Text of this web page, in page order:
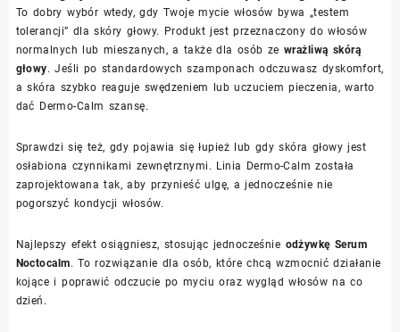
To dobry wybór wtedy, gdy Twoje mycie włosów bywa „testem
tolerancji” dla skóry głowy. Produkt jest przeznaczony do włosów
normalnych lub mieszanych, a także dla osób ze wrażliwą skórą
głowy. Jeśli po standardowych szamponach odczuwasz dyskomfort,
a skóra szybko reaguje swędzeniem lub uczuciem pieczenia, warto
dać Dermo-Calm szansę.
Sprawdzi się też, gdy pojawia się łupież lub gdy skóra głowy jest
osłabiona czynnikami zewnętrznymi. Linia Dermo-Calm została
zaprojektowana tak, aby przynieść ulgę, a jednocześnie nie
pogorszyć kondycji włosów.
Najlepszy efekt osiągniesz, stosując jednocześnie odżywkę Serum
Noctocalm. To rozwiązanie dla osób, które chcą wzmocnić działanie
kojące i poprawić odczucie po myciu oraz wygląd włosów na co
dzień.